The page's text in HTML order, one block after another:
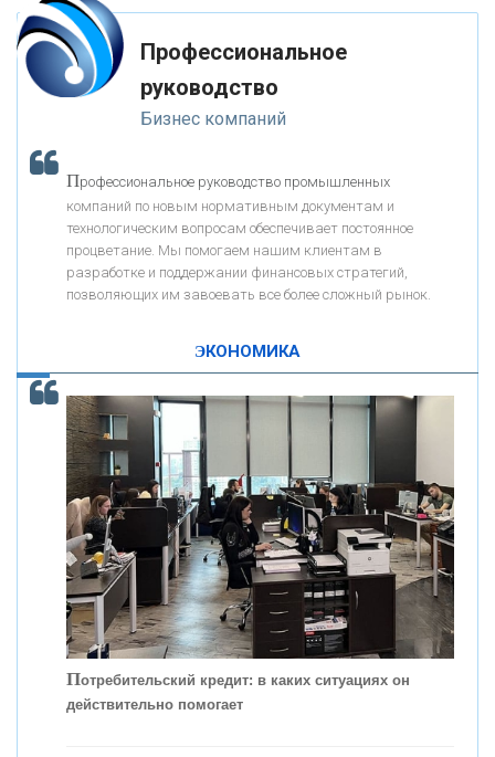
«ЗАПСИБКОМБАНК»
«РОСЕВРОБАНК»
«ПРЕСС-СЛУЖБА ВТБ24»
«АВТОГРАДБАНК»
ОНАС
КОНТАКТЫ
К ак Система быстрых платежей за пять лет
Профессиональное
руководство
Бизнес компаний
Профессиональное руководство промышленных
компаний по новым нормативным документам и
технологическим вопросам обеспечивает постоянное
процветание. Мы помогаем нашим клиентам в
разработке и поддержании финансовых стратегий,
позволяющих им завоевать все более сложный рынок.
ЭКОНОМИКА
Потребительский кредит: в каких ситуациях он
действительно помогает